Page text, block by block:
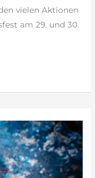
vielen Aktionen
am 29. und 30.